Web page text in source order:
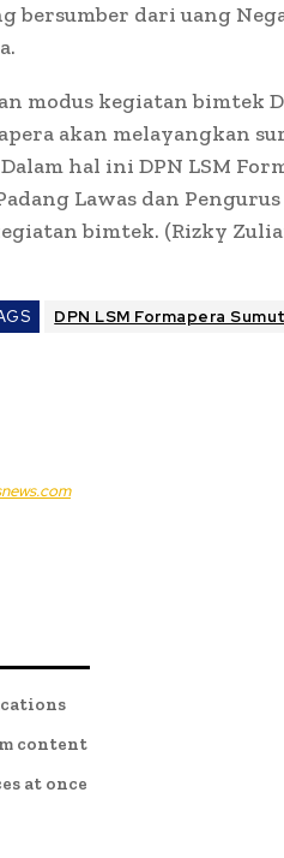
bersumber dari uang
modus kegiatan bimtek
akan melayangkan
hal ini DPN LSM
Lawas dan
bimtek. (Rizky
DPN LSM Formapera Sumut
content
at once